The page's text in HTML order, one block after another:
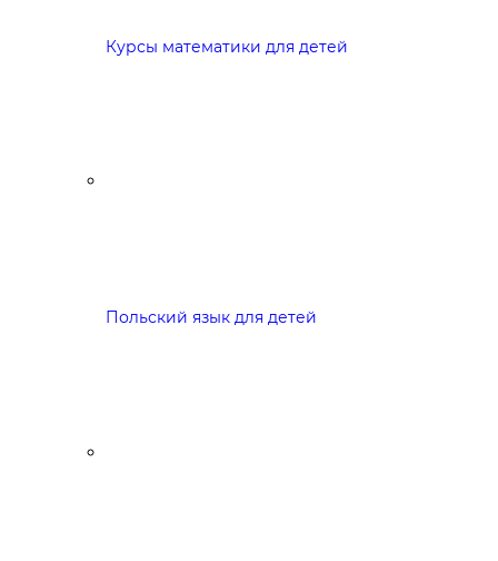
Курсы математики для детей
Польский язык для детей